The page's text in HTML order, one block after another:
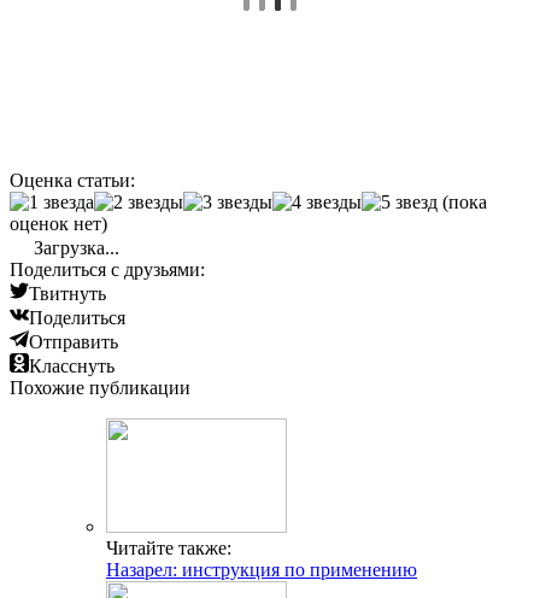
Оценка статьи:
(пока
оценок нет)
Загрузка...
Поделиться с друзьями:
Твитнуть
Поделиться
Отправить
Класснуть
Похожие публикации
Читайте также:
Назарел: инструкция по применению